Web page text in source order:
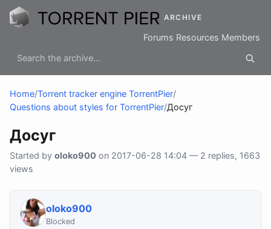
ARCHIVE
Forums Resources Members
Home/Torrent tracker engine TorrentPier/
Questions about styles for TorrentPier/Досуг
Досуг
Started by oloko900 on 2017-06-28 14:04 — 2 replies, 1663
views
oloko900
Blocked